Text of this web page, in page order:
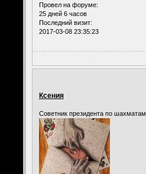
Провел на форуме:
25 дней 6 часов
Последний визит:
2017-03-08 23:35:23
Ксения
Советник президента по шахматам